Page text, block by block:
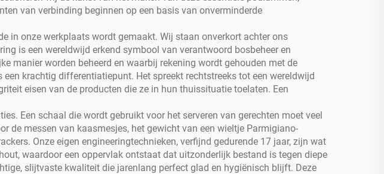
van verbinding beginnen op een basis van onverminderde
in onze werkplaats wordt gemaakt. Wij staan onverkort achter ons
is een wereldwijd erkend symbool van verantwoord bosbeheer en
manier worden beheerd en waarbij rekening wordt gehouden met de
krachtig differentiatiepunt. Het spreekt rechtstreeks tot een wereldwijd
eisen van de producten die ze in hun thuissituatie toelaten. Een
Een schaal die wordt gebruikt voor het serveren van gerechten moet veel
de messen van kaasmesjes, het gewicht van een wieltje Parmigiano-
Onze eigen engineeringtechnieken, verfijnd gedurende 17 jaar, zijn wat
waardoor een oppervlak ontstaat dat uitzonderlijk bestand is tegen diepe
slijtvaste kwaliteit die jarenlang perfect glad en hygiënisch blijft. Deze